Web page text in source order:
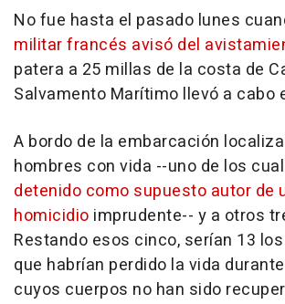
No fue hasta el pasado lunes
militar francés avisó del
patera a 25 millas de la costa de
Salvamento Marítimo llevó a cabo
A bordo de la embarcación
hombres con vida --uno de los
detenido como supuesto autor de
homicidio imprudente-- y a otros
Restando esos cinco, serían 13
que habrían perdido la vida
cuyos cuerpos no han sido